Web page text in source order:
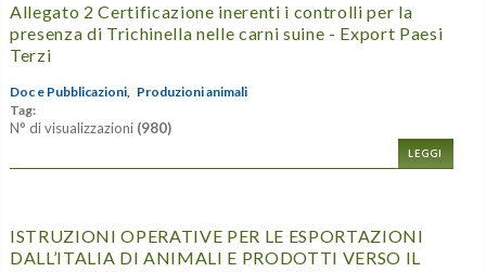
Allegato 2 Certificazione inerenti i controlli per la
presenza di Trichinella nelle carni suine - Export Paesi
Terzi
Doc e Pubblicazioni,
Produzioni animali
Tag:
N° di visualizzazioni (980)
LEGGI
ISTRUZIONI OPERATIVE PER LE ESPORTAZIONI
DALL’ITALIA DI ANIMALI E PRODOTTI VERSO IL